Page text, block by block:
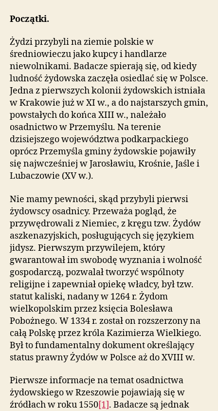
do
Zagłady
Początki.
Żydzi przybyli na ziemie polskie w
średniowieczu jako kupcy i handlarze
niewolnikami. Badacze spierają się, od kiedy
ludność żydowska zaczęła osiedlać się w Polsce.
Jedna z pierwszych kolonii żydowskich istniała
w Krakowie już w XI w., a do najstarszych gmin,
powstałych do końca XIII w., należało
osadnictwo w Przemyślu. Na terenie
dzisiejszego województwa podkarpackiego
oprócz Przemyśla gminy żydowskie pojawiły
się najwcześniej w Jarosławiu, Krośnie, Jaśle i
Lubaczowie (XV w.).
Nie mamy pewności, skąd przybyli pierwsi
żydowscy osadnicy. Przeważa pogląd, że
przywędrowali z Niemiec, z kręgu tzw. Żydów
aszkenazyjskich, posługujących się językiem
jidysz. Pierwszym przywilejem, który
gwarantował im swobodę wyznania i wolność
gospodarczą, pozwalał tworzyć wspólnoty
religijne i zapewniał opiekę władcy, był tzw.
statut kaliski, nadany w 1264 r. Żydom
wielkopolskim przez księcia Bolesława
Pobożnego. W 1334 r. został on rozszerzony na
całą Polskę przez króla Kazimierza Wielkiego.
Był to fundamentalny dokument określający
status prawny Żydów w Polsce aż do XVIII w.
Pierwsze informacje na temat osadnictwa
żydowskiego w Rzeszowie pojawiają się w
źródłach w roku 1550[1]. Badacze są jednak